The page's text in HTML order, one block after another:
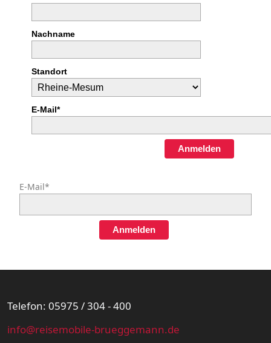
Nachname
Standort
E-Mail*
Anmelden
E-Mail*
Anmelden
Telefon: 05975 / 304 - 400
info@reisemobile-brueggemann.de